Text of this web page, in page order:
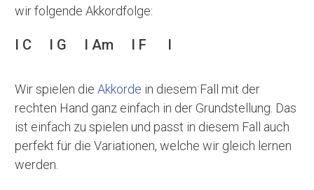
wir folgende Akkordfolge:
I C I G I Am I F I
Wir spielen die Akkorde in diesem Fall mit der
rechten Hand ganz einfach in der Grundstellung. Das
ist einfach zu spielen und passt in diesem Fall auch
perfekt für die Variationen, welche wir gleich lernen
werden.